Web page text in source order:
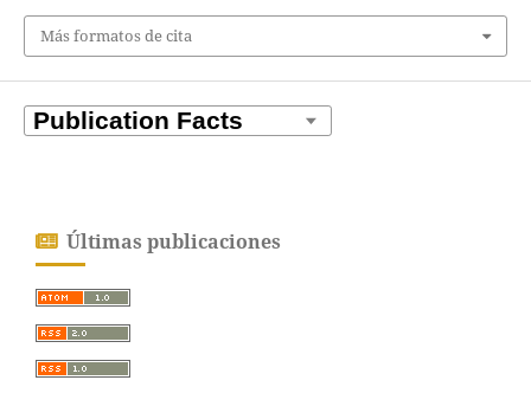
Más formatos de cita
Últimas publicaciones